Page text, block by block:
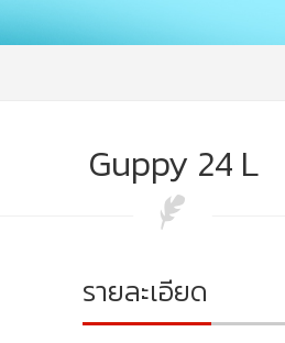
Guppy 24 L
รายละเอียด